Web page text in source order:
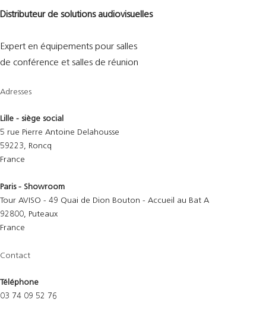
Distributeur de solutions audiovisuelles
Expert en équipements pour salles
de conférence et salles de réunion
Adresses
Lille - siège social
5 rue Pierre Antoine Delahousse
59223, Roncq
France
Paris - Showroom
Tour AVISO - 49 Quai de Dion Bouton - Accueil au Bat A
92800, Puteaux
France
Contact
Téléphone
03 74 09 52 76